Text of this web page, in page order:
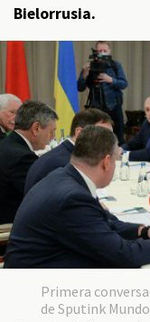
Bielorrusia.
Primera
de Sputink Mundo